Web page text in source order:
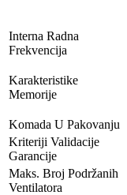
Interna Radna
Frekvencija
Karakteristike
Memorije
Komada U Pakovanju
Kriteriji Validacije
Garancije
Maks. Broj Podržanih
Ventilatora